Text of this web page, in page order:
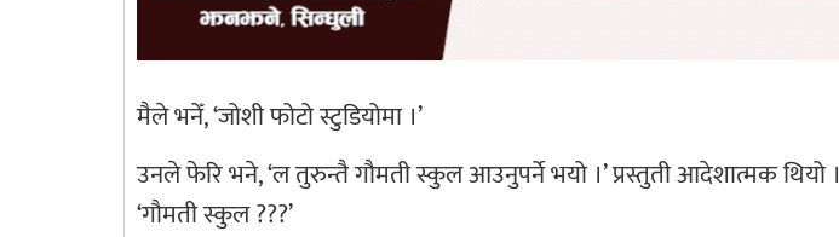
मैले भनेँ, ‘जोशी फोटो स्टुडियोमा ।’
उनले फेरि भने, ‘ल तुरुन्तै गौमती स्कुल आउनुपर्ने भयो ।’ प्रस्तुती आदेशात्मक थियो ।
‘गौमती स्कुल ???’